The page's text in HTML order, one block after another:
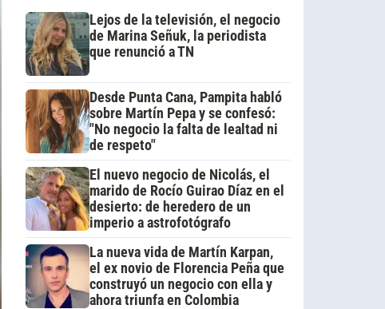
Lejos de la televisión, el negocio
de Marina Señuk, la periodista
que renunció a TN
Desde Punta Cana, Pampita habló
sobre Martín Pepa y se confesó:
"No negocio la falta de lealtad ni
de respeto"
El nuevo negocio de Nicolás, el
marido de Rocío Guirao Díaz en el
desierto: de heredero de un
imperio a astrofotógrafo
La nueva vida de Martín Karpan,
el ex novio de Florencia Peña que
construyó un negocio con ella y
ahora triunfa en Colombia